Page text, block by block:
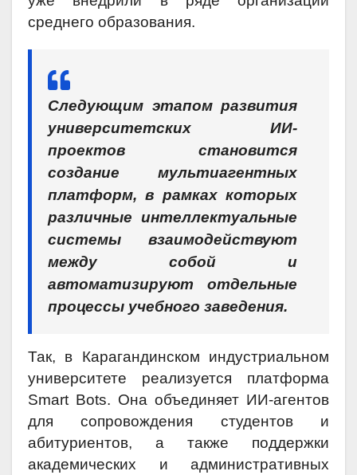
среднего образования.
Следующим этапом развития
университетских ИИ-
проектов становится
создание мультиагентных
платформ, в рамках которых
различные интеллектуальные
системы взаимодействуют
между собой и
автоматизируют отдельные
процессы учебного заведения.
Так, в Карагандинском индустриальном
университете реализуется платформа
Smart Bots. Она объединяет ИИ-агентов
для сопровождения студентов и
абитуриентов, а также поддержки
академических и административных